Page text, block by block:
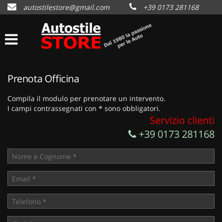
HOME
AZIENDA
DOVE ABBIAMO VENDUTO
NEWS
AREA COMMERCIANTI
autostilestore@gmail.com +39 0173 281168
Prenota Officina
Compila il modulo per prenotare un intervento.
I campi contrassegnati con * sono obbligatori.
Servizio clienti
+39 0173 281168
Le
preferenze
di
Il
pannello
ti
consente
tue
preferenze
di
consenso
alle
tecnologie
di